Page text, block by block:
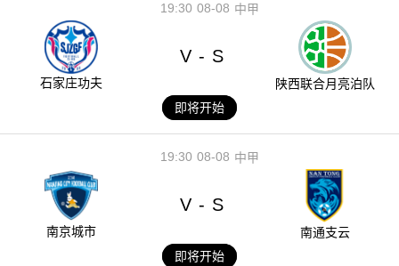
08-08
19:30 中甲
石家庄功夫
V - S
陕西联合月亮泊队
即将开始
08-08
19:30 中甲
南京城市
V - S
南通支云
即将开始